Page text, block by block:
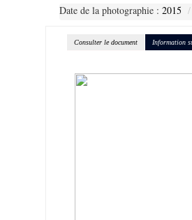
Date de la photographie : 2015
Consulter le document Information